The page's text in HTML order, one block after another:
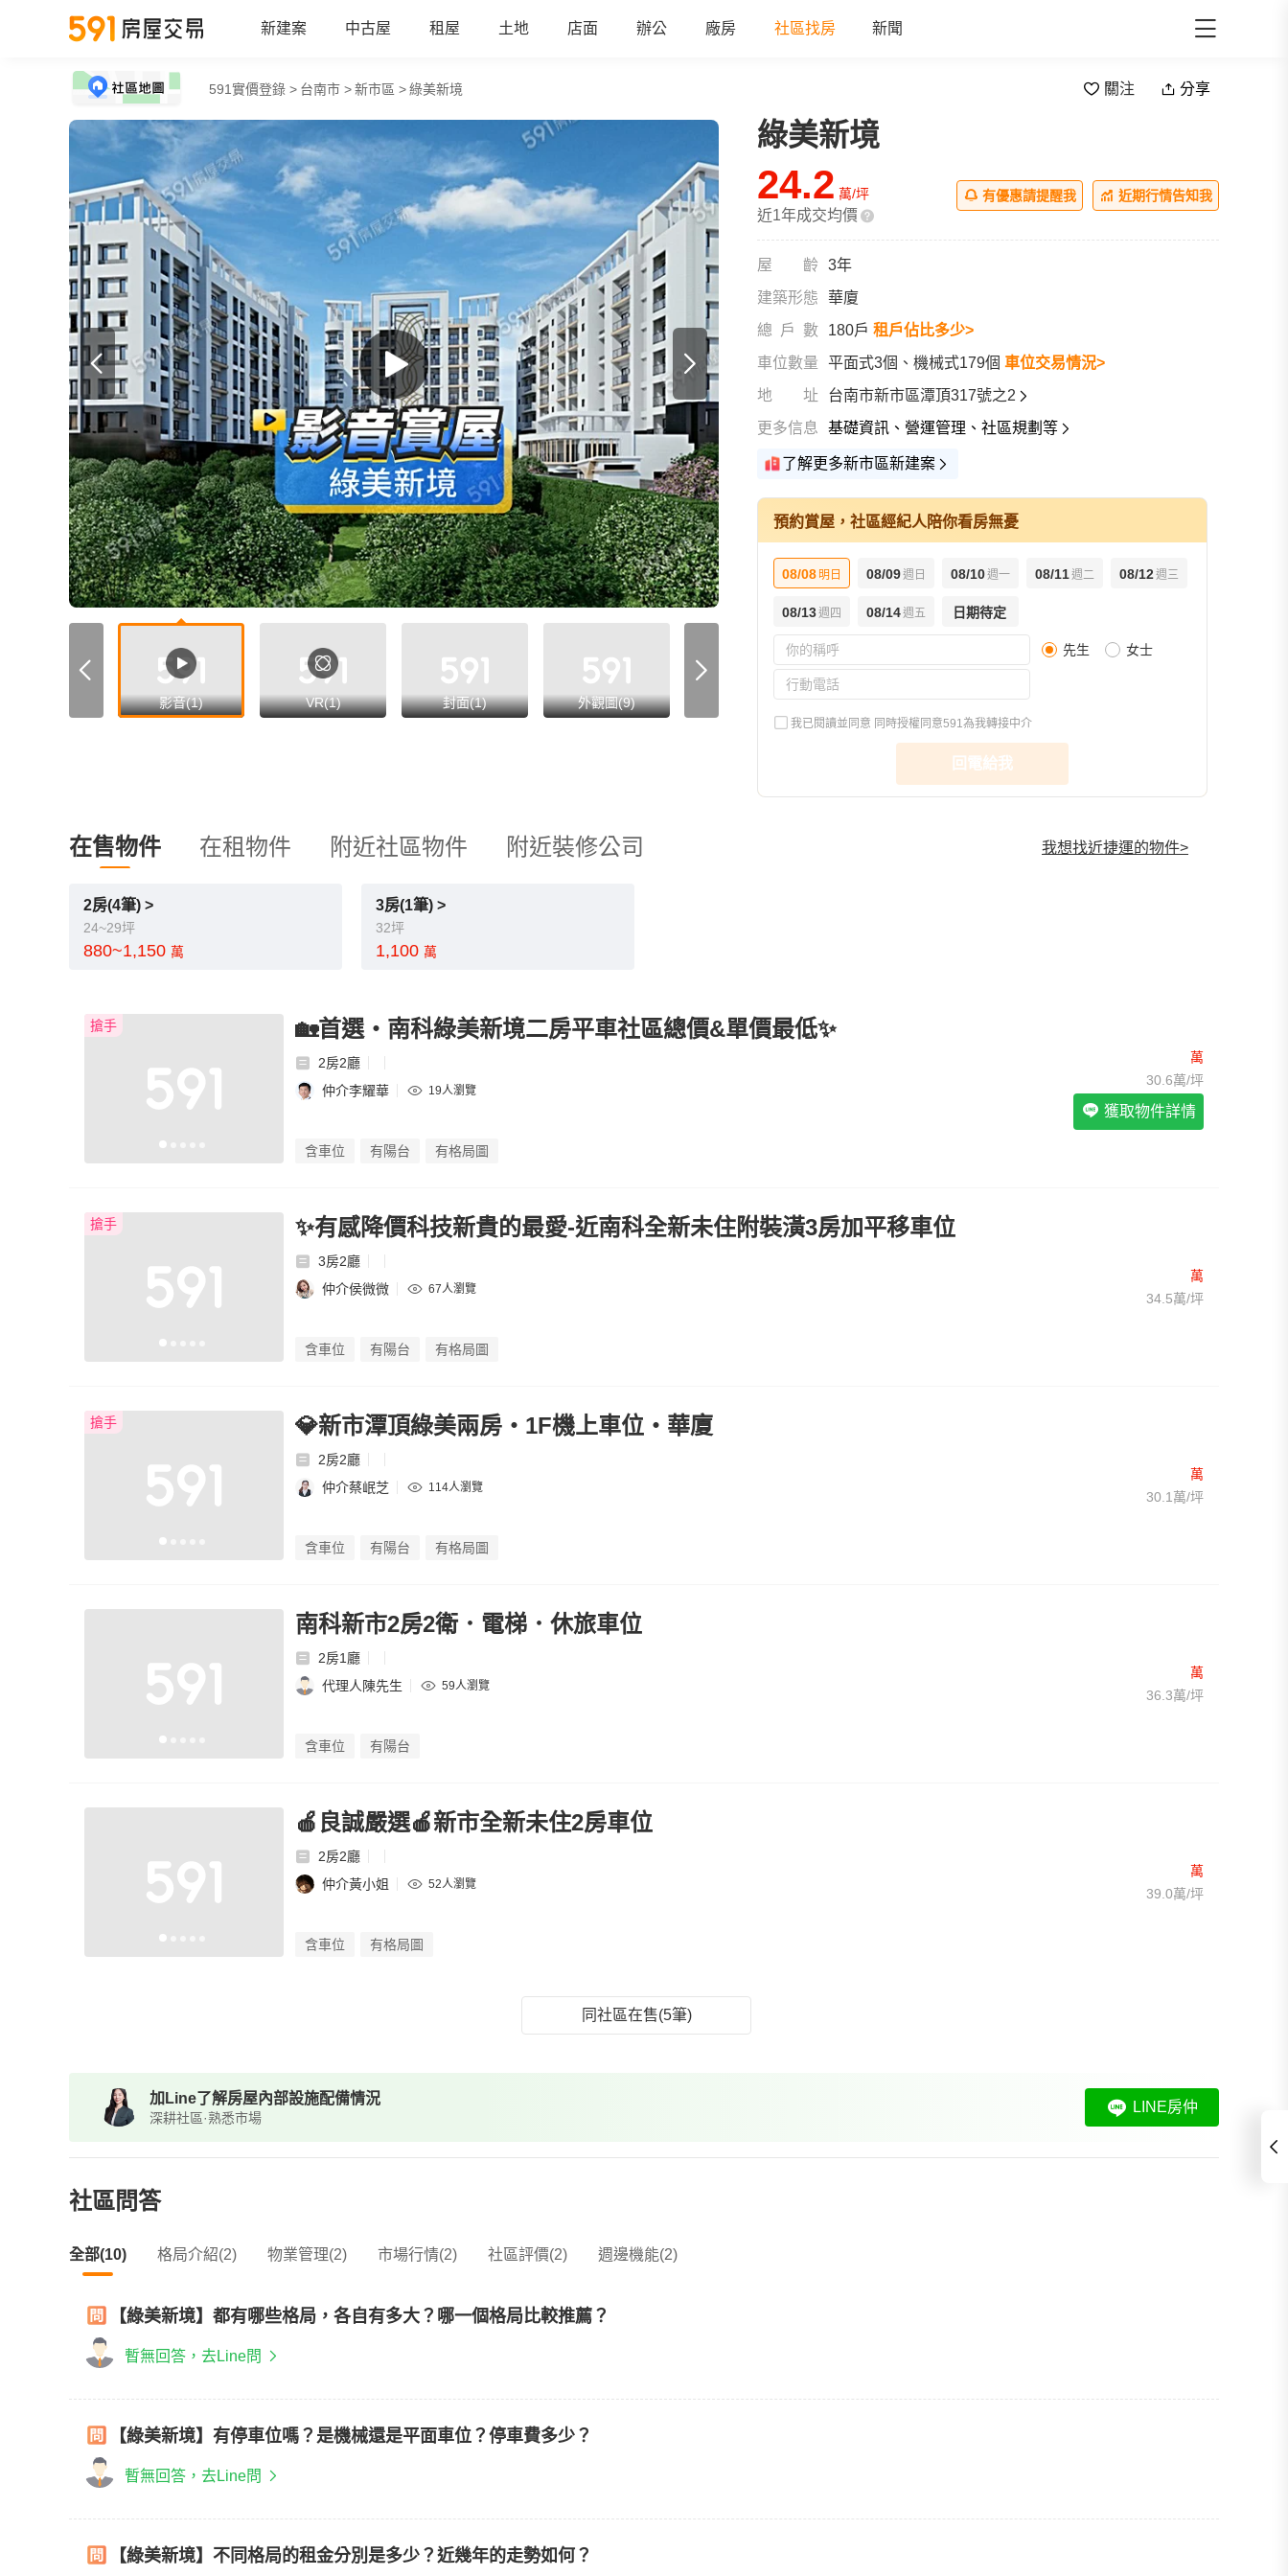
新建案 中古屋 租屋 土地 店面 辦公 廠房 社區找房 新聞
591實價登錄 > 台南市 >新市區 >綠美新境 關注 分享
影音(1) VR(1) 封面(1) 外觀圖(9) 格局圖(1) 環境圖(7)
綠美新境
24.2 萬/坪
近1年成交均價
有優惠請提醒我 近期行情告知我
屋齡
3年
建築形態
華廈
總戶數
180戶 租戶佔比多少>
車位數量
平面式3個、機械式179個 車位交易情況>
地址
台南市新市區潭頂317號之2
更多信息
基礎資訊、營運管理、社區規劃等
了解更多新市區新建案
預約賞屋，社區經紀人陪你看房無憂
08/08 明日 08/09週日 08/10週一 08/11週二 08/12週三
08/13週四 08/14週五 日期待定
先生 女士
我已閱讀並同意 同時授權同意591為我轉接中介
回電給我
在售物件 在租物件 附近社區物件 附近裝修公司 我想找近捷運的物件>
2房(4筆) >
24~29坪
880~1,150 萬
3房(1筆) >
32坪
1,100 萬
搶手 🏡首選・南科綠美新境二房平車社區總價&單價最低✨
2房2廳
仲介李耀華
19人瀏覽
含車位 有陽台 有格局圖
萬
30.6萬/坪
獲取物件詳情
搶手 ✨有感降價科技新貴的最愛-近南科全新未住附裝潢3房加平移車位
3房2廳
仲介侯微微
67人瀏覽
含車位 有陽台 有格局圖
萬
34.5萬/坪
搶手 💎新市潭頂綠美兩房‧1F機上車位‧華廈
2房2廳
仲介蔡岷芝
114人瀏覽
含車位 有陽台 有格局圖
萬
30.1萬/坪
南科新市2房2衛．電梯．休旅車位
2房1廳
代理人陳先生
59人瀏覽
含車位 有陽台
萬
36.3萬/坪
🍎良誠嚴選🍎新市全新未住2房車位
2房2廳
仲介黃小姐
52人瀏覽
含車位 有格局圖
萬
39.0萬/坪
同社區在售(5筆)
加Line了解房屋內部設施配備情況
深耕社區·熟悉市場
LINE房仲
社區問答
全部(10) 格局介紹(2) 物業管理(2) 市場行情(2) 社區評價(2) 週邊機能(2)
【綠美新境】都有哪些格局，各自有多大？哪一個格局比較推薦？
暫無回答，去Line問
【綠美新境】有停車位嗎？是機械還是平面車位？停車費多少？
暫無回答，去Line問
【綠美新境】不同格局的租金分別是多少？近幾年的走勢如何？